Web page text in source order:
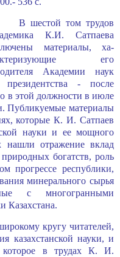
В шестой том трудов
К.И. Сатпаева
материалы, ха­
его
Академии наук
- после
в этой должности в июле
Публику­емые материалы
которые К. И. Сатпаев
науки и ее мощного
отражение вклад
богатств, роль
про­грессе республики,
минерального сырья
с многогранными
Казахстана.
кругу читателей,
казахстанской науки, и
которое в трудах К. И.